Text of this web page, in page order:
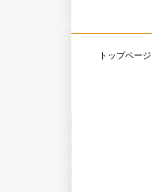
トップページ